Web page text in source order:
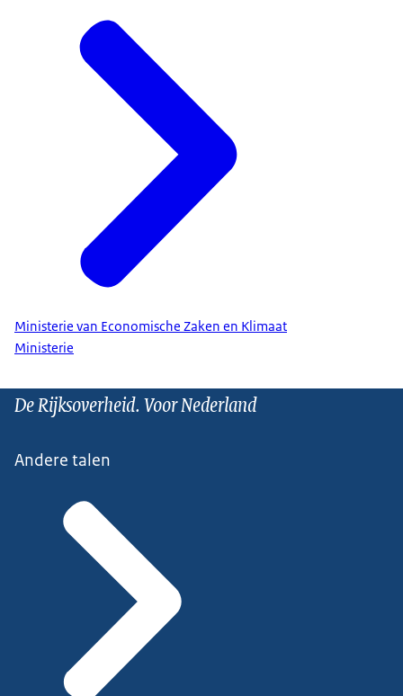
Ministerie van Economische Zaken en Klimaat
Ministerie
De Rijksoverheid. Voor Nederland
Andere talen